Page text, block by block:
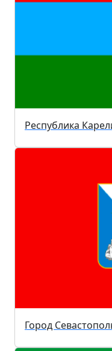
Республика
Город